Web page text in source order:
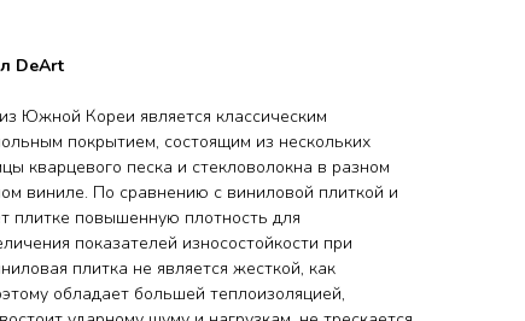
DeArt
Южной Кореи является классическим
покрытием, состоящим из нескольких
кварцевого песка и стекловолокна в разном
виниле. По сравнению с виниловой плиткой и
плитке повышенную плотность для
показателей износостойкости при
плитка не является жесткой, как
обладает большей теплоизоляцией,